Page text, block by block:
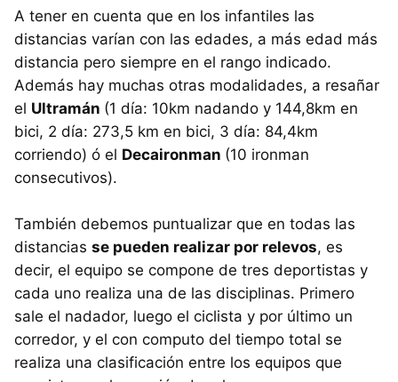
A tener en cuenta que en los infantiles las
distancias varían con las edades, a más edad más
distancia pero siempre en el rango indicado.
Además hay muchas otras modalidades, a resañar
el Ultramán (1 día: 10km nadando y 144,8km en
bici, 2 día: 273,5 km en bici, 3 día: 84,4km
corriendo) ó el Decaironman (10 ironman
consecutivos).
También debemos puntualizar que en todas las
distancias se pueden realizar por relevos, es
decir, el equipo se compone de tres deportistas y
cada uno realiza una de las disciplinas. Primero
sale el nadador, luego el ciclista y por último un
corredor, y el con computo del tiempo total se
realiza una clasificación entre los equipos que